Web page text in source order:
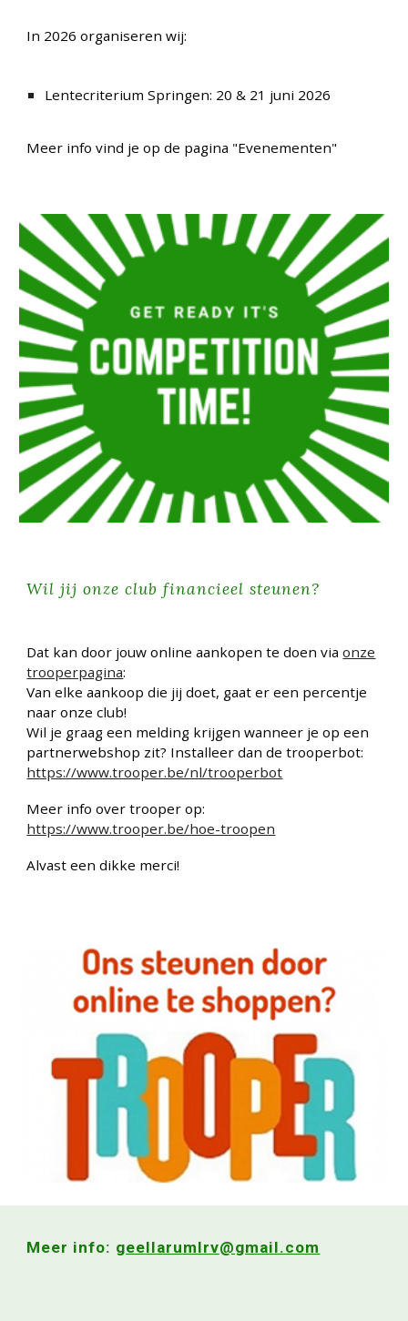
In 2026 organiseren wij:
Lentecriterium Springen: 20 & 21 juni 2026
Meer info vind je op de pagina "Evenementen"
Wil jij onze club financieel steunen?
Dat kan door jouw online aankopen te doen viaonze
trooperpagina:
Van elke aankoop die jij doet, gaat er een percentje
naar onze club!
Wil je graag een melding krijgen wanneer je op een
partnerwebshop zit? Installeer dan de trooperbot:
https://www.trooper.be/nl/trooperbot
Meer info over trooper op:
https://www.trooper.be/hoe-troopen
Alvast een dikke merci!
Meer info: geellarumlrv@gmail.com